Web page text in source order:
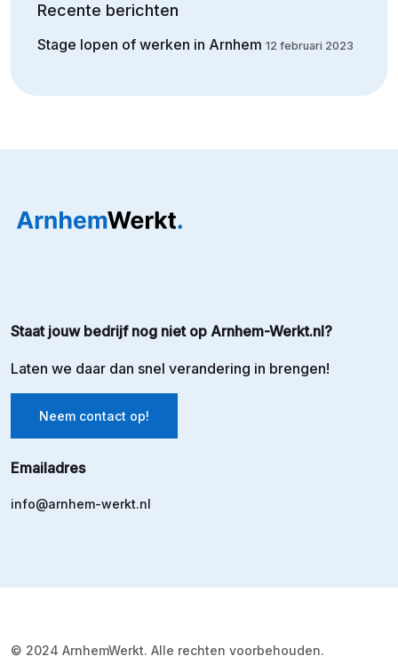
Recente berichten
Stage lopen of werken in Arnhem 12 februari 2023
Staat jouw bedrijf nog niet op Arnhem-Werkt.nl?
Laten we daar dan snel verandering in brengen!
Neem contact op!
Emailadres
info@arnhem-werkt.nl
© 2024 ArnhemWerkt. Alle rechten voorbehouden.